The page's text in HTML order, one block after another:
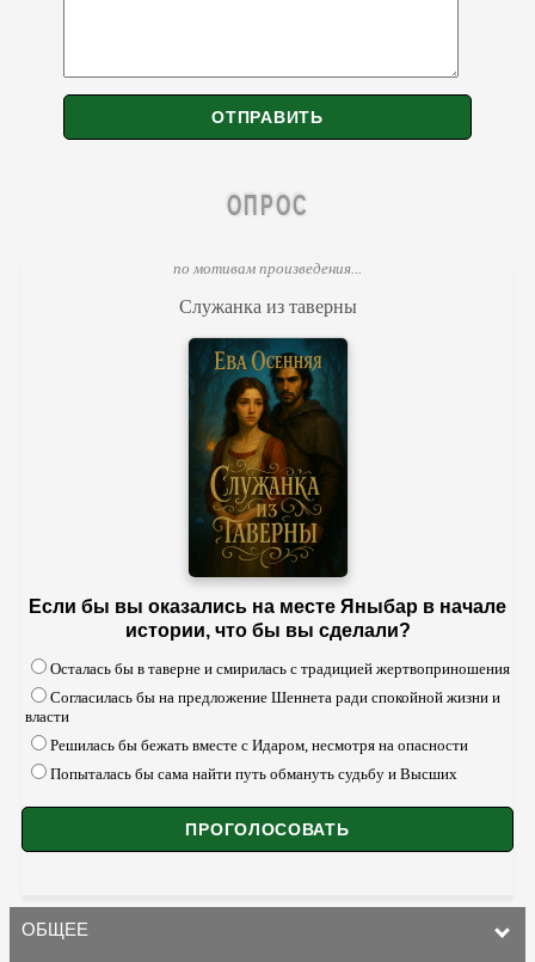
ОПРОС
по мотивам произведения...
Служанка из таверны
Если бы вы оказались на месте Яныбар в начале
истории, что бы вы сделали?
Осталась бы в таверне и смирилась с традицией жертвоприношения
Согласилась бы на предложение Шеннета ради спокойной жизни и
власти
Решилась бы бежать вместе с Идаром, несмотря на опасности
Попыталась бы сама найти путь обмануть судьбу и Высших
ОБЩЕЕ